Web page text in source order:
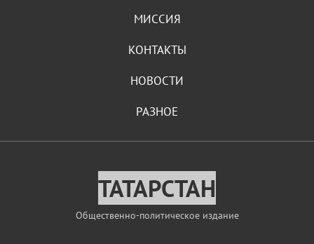
МИССИЯ
КОНТАКТЫ
НОВОСТИ
РАЗНОЕ
ТАТАРСТАН
Общественно-политическое издание